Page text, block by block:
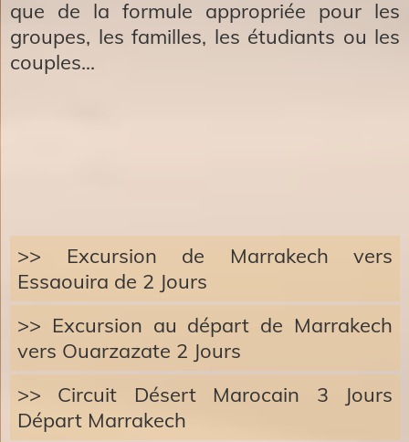
que de la formule appropriée pour les
groupes, les familles, les étudiants ou les
couples...
>> Excursion de Marrakech vers
Essaouira de 2 Jours
>> Excursion au départ de Marrakech
vers Ouarzazate 2 Jours
>> Circuit Désert Marocain 3 Jours
Départ Marrakech